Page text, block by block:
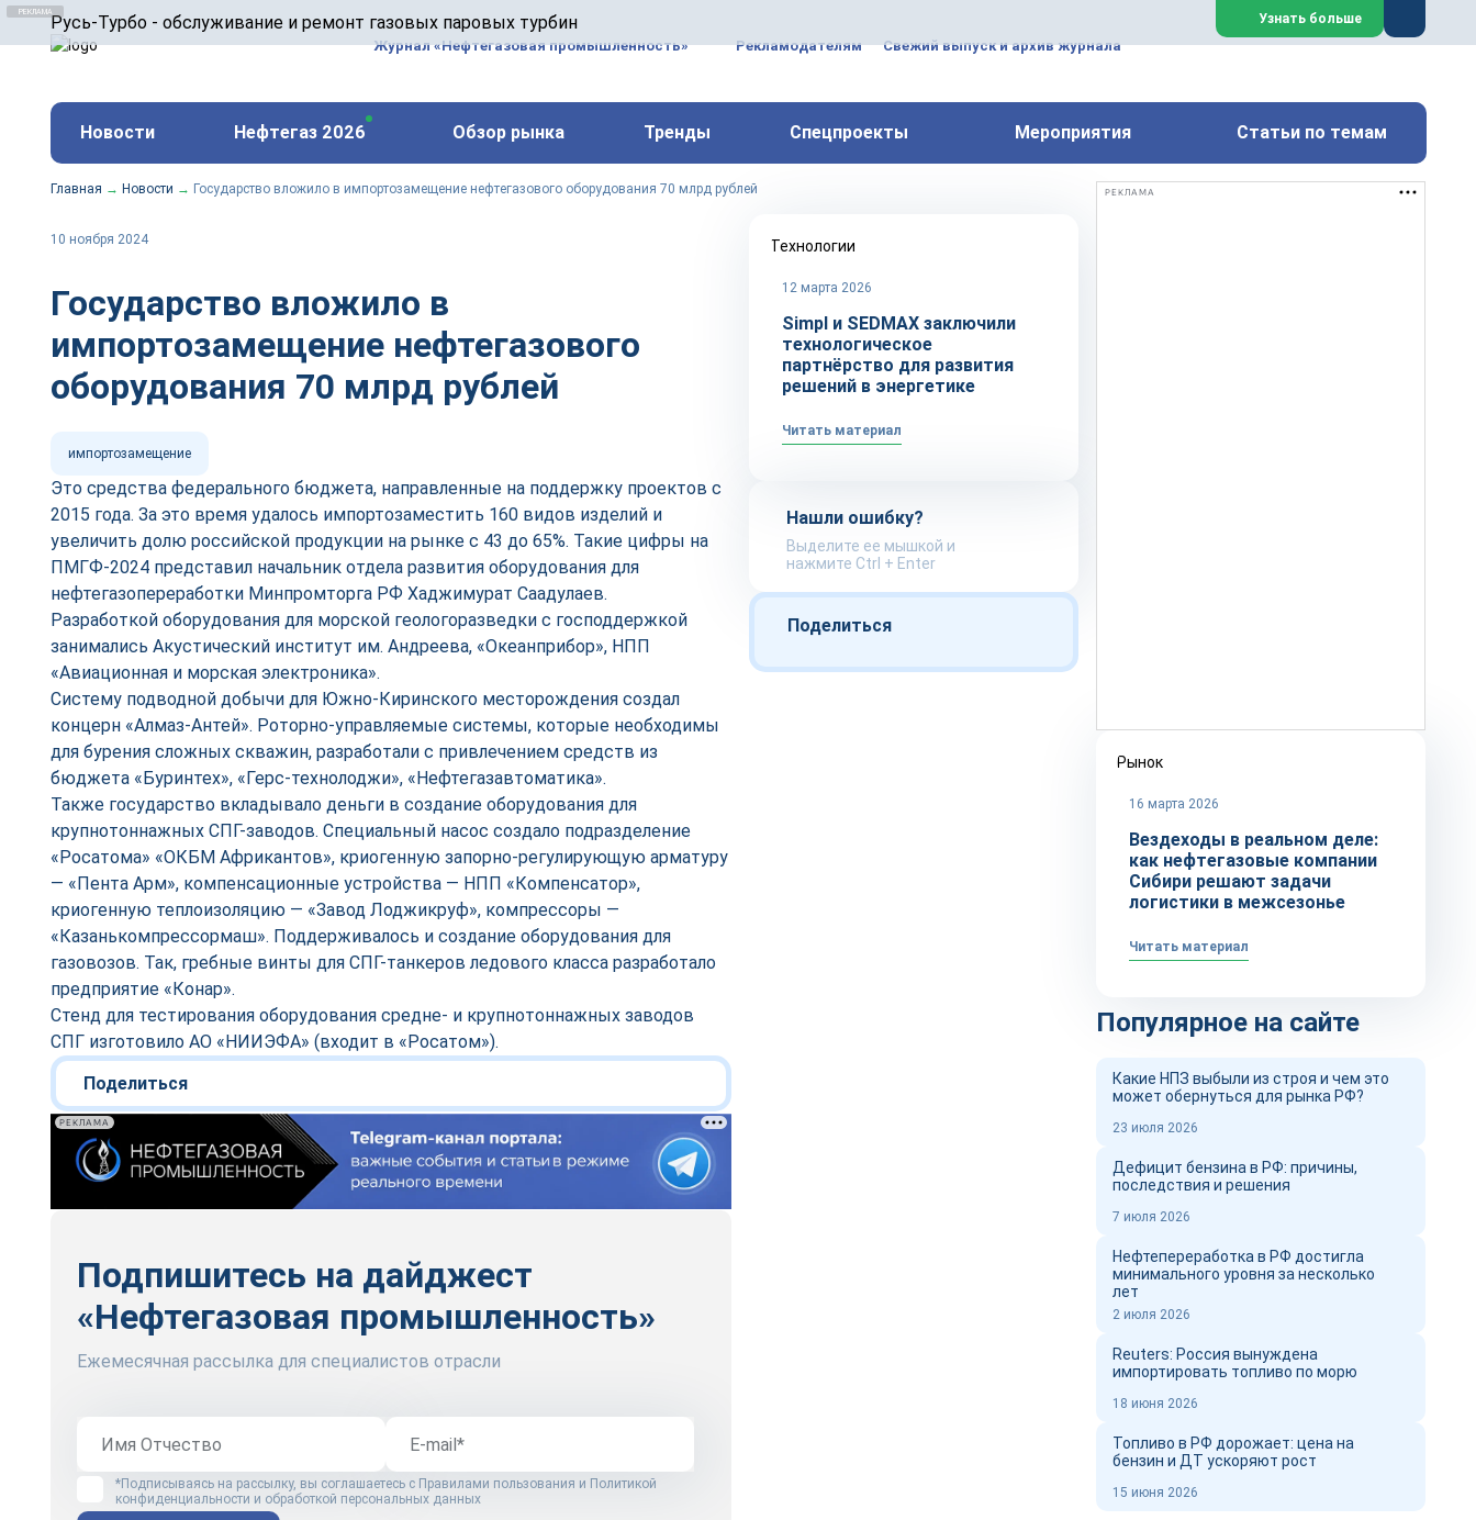
Русь-Турбо - обслуживание и ремонт газовых паровых турбин
ООО «Русь-Турбо» занимается сервисом газовых и паровых турбин, комплексным ремонтом, восстановлением, техническим обслуживанием
оборудования ТЭС, зарубежных поршневых машин и компрессоров, которые работают на нефтегазовых, нефтехимических, металлургических
и других предприятиях.
Реклама. ООО «Русь-Турбо», ИНН 7802588950
erid: F7NfYUJCUneVdwPs4znf
Закрыть
Узнать больше
Журнал «Нефтегазовая промышленность» Рекламодателям Свежий выпуск и архив журнала
Новости Нефтегаз 2026 Обзор рынка Тренды Спецпроекты Мероприятия Статьи по темам
Главная → Новости → Государство вложило в импортозамещение нефтегазового оборудования 70 млрд рублей
10 ноября 2024
Государство вложило в
импортозамещение нефтегазового
оборудования 70 млрд рублей
импортозамещение
Это средства федерального бюджета, направленные на поддержку проектов с
2015 года. За это время удалось импортозаместить 160 видов изделий и
увеличить долю российской продукции на рынке с 43 до 65%. Такие цифры на
ПМГФ-2024 представил начальник отдела развития оборудования для
нефтегазопереработки Минпромторга РФ Хаджимурат Саадулаев.
Разработкой оборудования для морской геологоразведки с господдержкой
занимались Акустический институт им. Андреева, «Океанприбор», НПП
«Авиационная и морская электроника».
Систему подводной добычи для Южно-Киринского месторождения создал
концерн «Алмаз-Антей». Роторно-управляемые системы, которые необходимы
для бурения сложных скважин, разработали с привлечением средств из
бюджета «Буринтех», «Герс-технолоджи», «Нефтегазавтоматика».
Также государство вкладывало деньги в создание оборудования для
крупнотоннажных СПГ-заводов. Специальный насос создало подразделение
«Росатома» «ОКБМ Африкантов», криогенную запорно-регулирующую арматуру
— «Пента Арм», компенсационные устройства — НПП «Компенсатор»,
криогенную теплоизоляцию — «Завод Лоджикруф», компрессоры —
«Казанькомпрессормаш». Поддерживалось и создание оборудования для
газовозов. Так, гребные винты для СПГ-танкеров ледового класса разработало
предприятие «Конар».
Стенд для тестирования оборудования средне- и крупнотоннажных заводов
СПГ изготовило АО «НИИЭФА» (входит в «Росатом»).
Поделиться
РЕКЛАМА
Подпишитесь на дайджест
«Нефтегазовая промышленность»
Ежемесячная рассылка для специалистов отрасли
*Подписываясь на рассылку, вы соглашаетесь с Правилами пользования и Политикой
конфиденциальности и обработкой персональных данных
Технологии
12 марта 2026
Simpl и SEDMAX заключили
технологическое
партнёрство для развития
решений в энергетике
Читать материал
Нашли ошибку?
Выделите ее мышкой и
нажмите Ctrl + Enter
Поделиться
РЕКЛАМА
Рынок
16 марта 2026
Вездеходы в реальном деле:
как нефтегазовые компании
Сибири решают задачи
логистики в межсезонье
Читать материал
Популярное на сайте
Какие НПЗ выбыли из строя и чем это
может обернуться для рынка РФ?
23 июля 2026
Дефицит бензина в РФ: причины,
последствия и решения
7 июля 2026
Нефтепереработка в РФ достигла
минимального уровня за несколько
лет
2 июля 2026
Reuters: Россия вынуждена
импортировать топливо по морю
18 июня 2026
Топливо в РФ дорожает: цена на
бензин и ДТ ускоряют рост
15 июня 2026